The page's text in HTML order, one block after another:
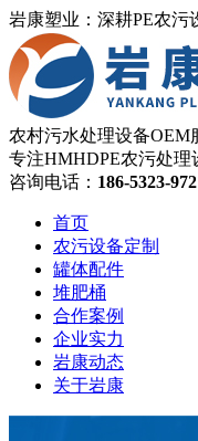
岩康塑业：深耕PE农污
农村污水处理设备OEM
专注HMHDPE农污处
咨询电话： 186-5323-
首页
农污设备定制
罐体配件
堆肥桶
合作案例
企业实力
岩康动态
关于岩康